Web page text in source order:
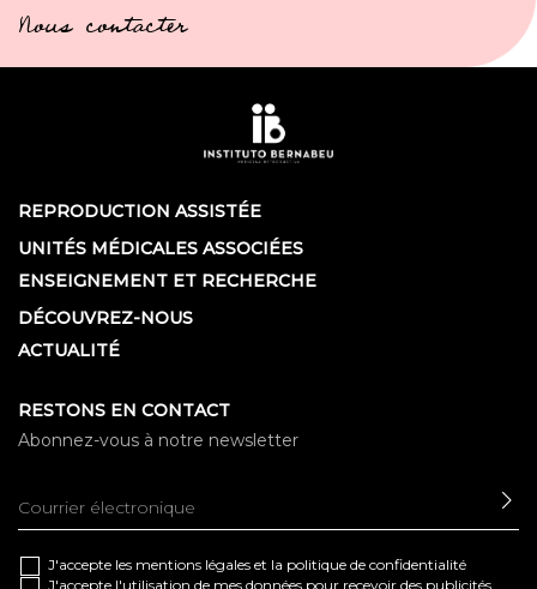
Nous contacter
REPRODUCTION ASSISTÉE
UNITÉS MÉDICALES ASSOCIÉES
ENSEIGNEMENT ET RECHERCHE
DÉCOUVREZ-NOUS
ACTUALITÉ
RESTONS EN CONTACT
Abonnez-vous à notre newsletter
J'accepte les mentions légales et la politique de confidentialité
J'accepte l'utilisation de mes données pour recevoir des publicités